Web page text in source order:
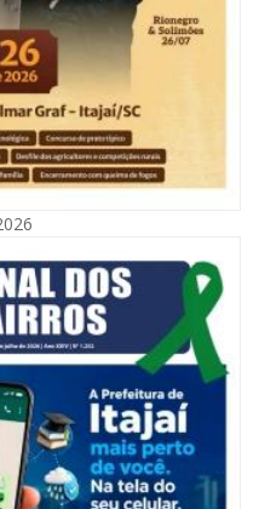
com descontos